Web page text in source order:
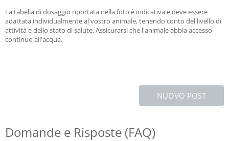
La tabella di dosaggio riportata nella foto è indicativa e deve essere
adattata individualmente al vostro animale, tenendo conto del livello di
attività e dello stato di salute. Assicurarsi che l'animale abbia accesso
continuo all'acqua.
NUOVO POST
Domande e Risposte (FAQ)